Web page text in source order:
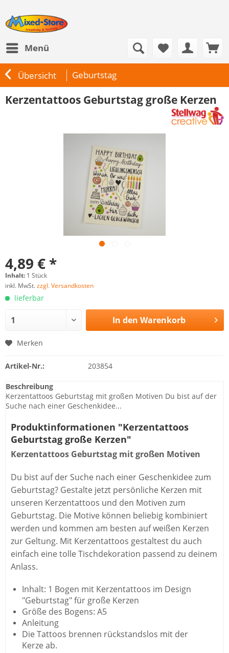
Menü
Übersicht Geburtstag
Kerzentattoos Geburtstag große Kerzen
4,89 € *
Inhalt: 1 Stück
inkl. MwSt.zzgl. Versandkosten
lieferbar
In den Warenkorb
Merken
Artikel-Nr.: 203854
Beschreibung
Kerzentattoos Geburtstag mit großen Motiven Du bist auf der
Suche nach einer Geschenkidee...
Produktinformationen "Kerzentattoos
Geburtstag große Kerzen"
Kerzentattoos Geburtstag mit großen Motiven
Du bist auf der Suche nach einer Geschenkidee zum
Geburtstag? Gestalte jetzt persönliche Kerzen mit
unseren Kerzentattoos und den Motiven zum
Geburtstag. Die Motive können beliebig kombiniert
werden und kommen am besten auf weißen Kerzen
zur Geltung. Mit Kerzentattoos gestaltest du auch
einfach eine tolle Tischdekoration passend zu deinem
Anlass.
Inhalt: 1 Bogen mit Kerzentattoos im Design
"Geburtstag" für große Kerzen
Größe des Bogens: A5
Anleitung
Die Tattoos brennen rückstandslos mit der
Kerze ab.